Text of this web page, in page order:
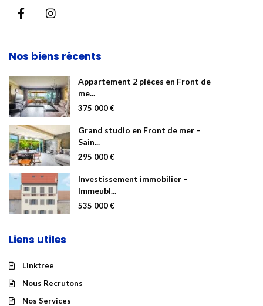
Nos biens récents
Appartement 2 pièces en Front de
me...
375 000 €
Grand studio en Front de mer –
Sain...
295 000 €
Investissement immobilier –
Immeubl...
535 000 €
Liens utiles
Linktree
Nous Recrutons
Nos Services